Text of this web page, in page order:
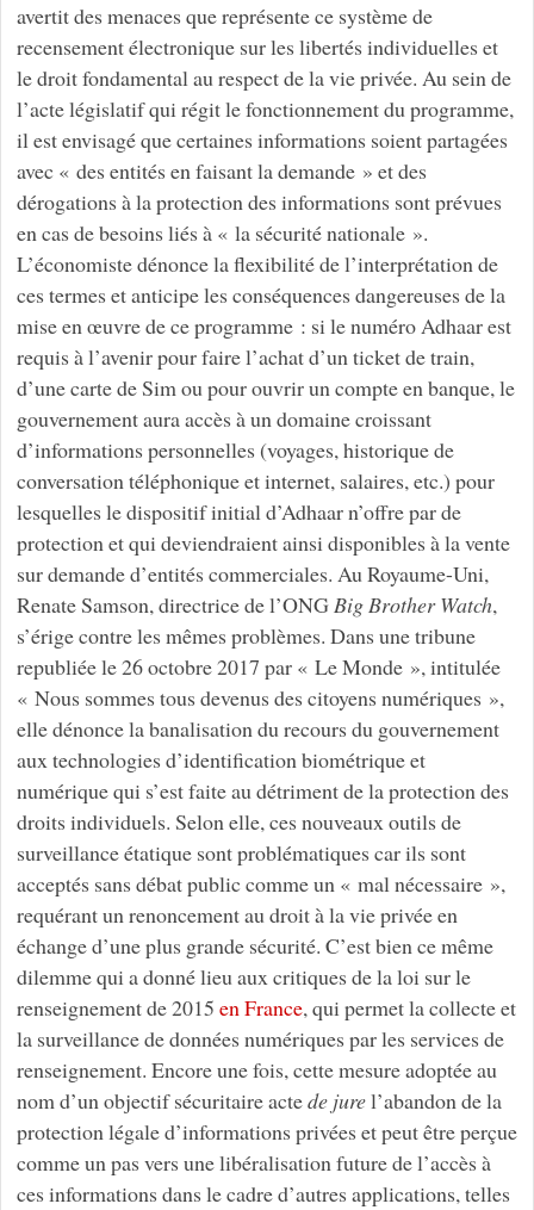
avertit des menaces que représente ce système de
recensement électronique sur les libertés individuelles et
le droit fondamental au respect de la vie privée. Au sein de
l’acte législatif qui régit le fonctionnement du programme,
il est envisagé que certaines informations soient partagées
avec « des entités en faisant la demande » et des
dérogations à la protection des informations sont prévues
en cas de besoins liés à « la sécurité nationale ».
L’économiste dénonce la flexibilité de l’interprétation de
ces termes et anticipe les conséquences dangereuses de la
mise en œuvre de ce programme : si le numéro Adhaar est
requis à l’avenir pour faire l’achat d’un ticket de train,
d’une carte de Sim ou pour ouvrir un compte en banque, le
gouvernement aura accès à un domaine croissant
d’informations personnelles (voyages, historique de
conversation téléphonique et internet, salaires, etc.) pour
lesquelles le dispositif initial d’Adhaar n’offre par de
protection et qui deviendraient ainsi disponibles à la vente
sur demande d’entités commerciales. Au Royaume-Uni,
Renate Samson, directrice de l’ONGBig Brother Watch,
s’érige contre les mêmes problèmes. Dans une tribune
republiée le 26 octobre 2017 par « Le Monde », intitulée
« Nous sommes tous devenus des citoyens numériques »,
elle dénonce la banalisation du recours du gouvernement
aux technologies d’identification biométrique et
numérique qui s’est faite au détriment de la protection des
droits individuels. Selon elle, ces nouveaux outils de
surveillance étatique sont problématiques car ils sont
acceptés sans débat public comme un « mal nécessaire »,
requérant un renoncement au droit à la vie privée en
échange d’une plus grande sécurité. C’est bien ce même
dilemme qui a donné lieu aux critiques de la loi sur le
renseignement de 2015 en France, qui permet la collecte et
la surveillance de données numériques par les services de
renseignement. Encore une fois, cette mesure adoptée au
nom d’un objectif sécuritaire actede jurel’abandon de la
protection légale d’informations privées et peut être perçue
comme un pas vers une libéralisation future de l’accès à
ces informations dans le cadre d’autres applications, telles